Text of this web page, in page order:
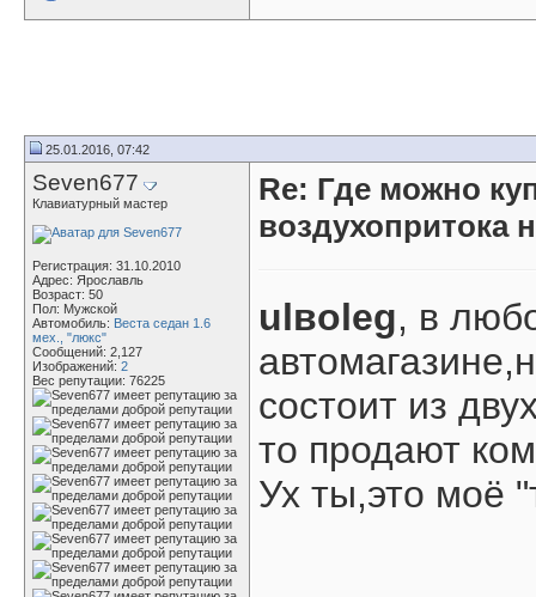
25.01.2016, 07:42
Seven677
Клавиатурный мастер
Регистрация: 31.10.2010
Адрес: Ярославль
Возраст: 50
Пол: Мужской
Автомобиль: Веста седан 1.6
мех., "люкс"
Сообщений: 2,127
Изображений: 2
Вес репутации: 76225
Re: Где можно
воздухопритока
ulвoleg, в
состоит из
то продают
Ух ты,это моё